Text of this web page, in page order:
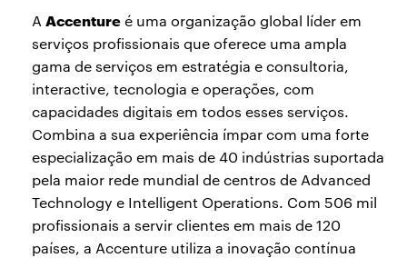
A Accentureé uma organização global líder em
serviços profissionais que oferece uma ampla
gama de serviços em estratégia e consultoria,
interactive, tecnologia e operações, com
capacidades digitais em todos esses serviços.
Combina a sua experiência ímpar com uma forte
especialização em mais de 40 indústrias suportada
pela maior rede mundial de centros de Advanced
Technology e Intelligent Operations. Com 506 mil
profissionais a servir clientes em mais de 120
países, a Accenture utiliza a inovação contínua